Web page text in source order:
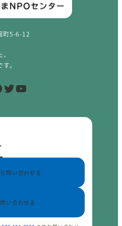
町5-6-12
。
Twitter YouTube
問い合わせる
い合わせる